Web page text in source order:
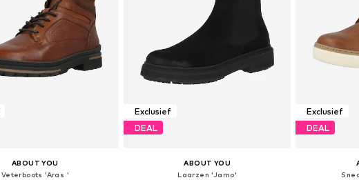
ABOUT YOU
Veterboots 'Aras '
Exclusief
DEAL
ABOUT YOU
Laarzen 'Jarno'
Exclusief
DEAL